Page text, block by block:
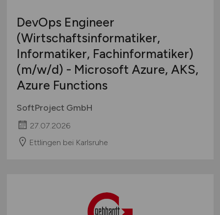
DevOps Engineer
(Wirtschaftsinformatiker,
Informatiker, Fachinformatiker)
(m/w/d) - Microsoft Azure, AKS,
Azure Functions
SoftProject GmbH
27.07.2026
Ettlingen bei Karlsruhe